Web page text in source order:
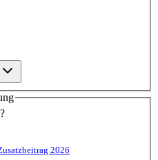
2026